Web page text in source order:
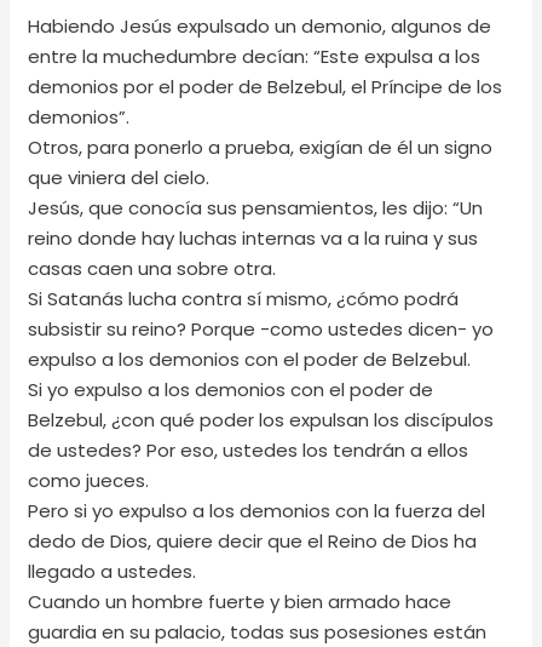
Habiendo Jesús expulsado un demonio, algunos de
entre la muchedumbre decían: “Este expulsa a los
demonios por el poder de Belzebul, el Príncipe de los
demonios”.
Otros, para ponerlo a prueba, exigían de él un signo
que viniera del cielo.
Jesús, que conocía sus pensamientos, les dijo: “Un
reino donde hay luchas internas va a la ruina y sus
casas caen una sobre otra.
Si Satanás lucha contra sí mismo, ¿cómo podrá
subsistir su reino? Porque -como ustedes dicen- yo
expulso a los demonios con el poder de Belzebul.
Si yo expulso a los demonios con el poder de
Belzebul, ¿con qué poder los expulsan los discípulos
de ustedes? Por eso, ustedes los tendrán a ellos
como jueces.
Pero si yo expulso a los demonios con la fuerza del
dedo de Dios, quiere decir que el Reino de Dios ha
llegado a ustedes.
Cuando un hombre fuerte y bien armado hace
guardia en su palacio, todas sus posesiones están